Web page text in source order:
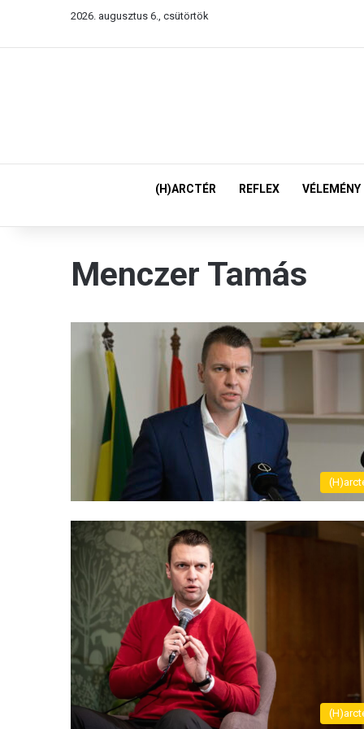
2026. augusztus 6., csütörtök
(H)ARCTÉR REFLEX VÉLEMÉNY
Menczer Tamás